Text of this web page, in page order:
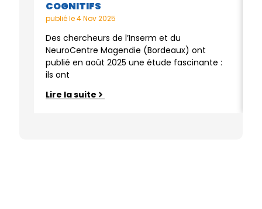
COGNITIFS
publié le4 Nov 2025
Des chercheurs de l’Inserm et du
NeuroCentre Magendie (Bordeaux) ont
publié en août 2025 une étude fascinante :
ils ont
Lire la suite